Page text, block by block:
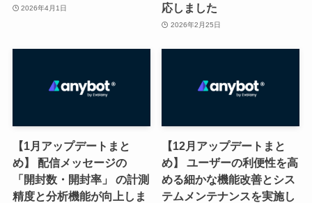
2026年4月1日
応しました
2026年2月25日
【1月アップデートまと
め】 配信メッセージの
「開封数・開封率」 の計測
精度と分析機能が向上しま
【12月アップデートまと
め】 ユーザーの利便性を高
める細かな機能改善とシス
テムメンテナンスを実施し